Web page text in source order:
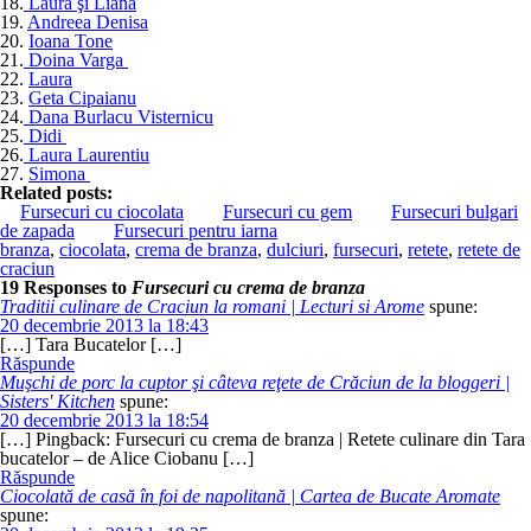
19. Andreea Denisa
20. Ioana Tone
21. Doina Varga
22. Laura
23. Geta Cipaianu
24. Dana Burlacu Visternicu
25. Didi
26. Laura Laurentiu
27. Simona
Related posts:
Fursecuri cu ciocolata
Fursecuri cu gem
Fursecuri bulgari
de zapada
Fursecuri pentru iarna
branza, ciocolata, crema de branza, dulciuri, fursecuri, retete, retete de
craciun
19 Responses to Fursecuri cu crema de branza
Traditii culinare de Craciun la romani | Lecturi si Arome spune:
20 decembrie 2013 la 18:43
[…] Tara Bucatelor […]
Răspunde
Muşchi de porc la cuptor şi câteva reţete de Crăciun de la bloggeri |
Sisters' Kitchen spune:
20 decembrie 2013 la 18:54
[…] Pingback: Fursecuri cu crema de branza | Retete culinare din Tara
bucatelor – de Alice Ciobanu […]
Răspunde
Ciocolată de casă în foi de napolitană | Cartea de Bucate Aromate
spune: